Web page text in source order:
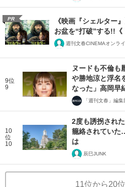
PR
《映画『シェルター
お盆を“打破”する!!《
週刊文春CINEMAオンラ
9位
9
ヌードも不倫も
や勝地涼と浮名
なった」高岡早
「週刊文春」編集
10
位
10
2度も誘拐され
籠絡されてい
は
辰巳JUNK
11位から20